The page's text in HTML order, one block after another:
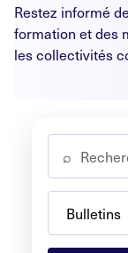
Restez informé
formation et des
les collectivités
⌕